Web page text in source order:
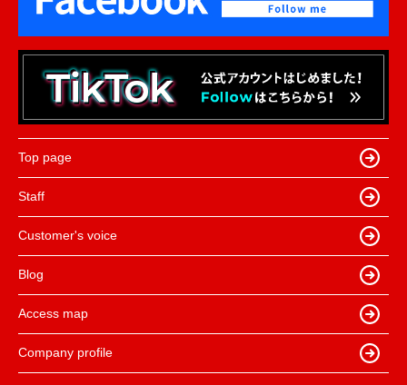
Top page
Staff
Customer's voice
Blog
Access map
Company profile